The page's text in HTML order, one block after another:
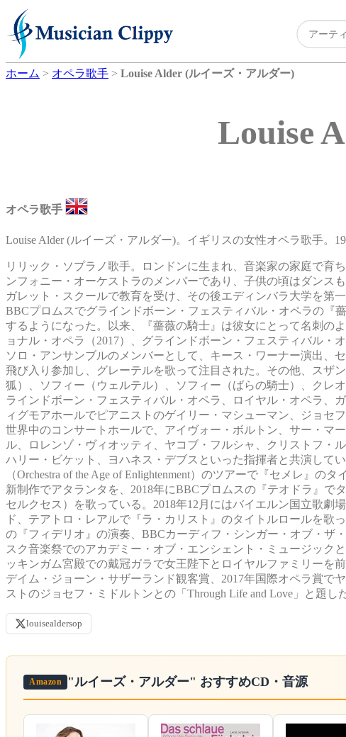
ホーム > オペラ歌手 > Louise Alder (ルイーズ・アルダー)
Louise
オペラ歌手
Louise Alder (ルイーズ・アルダー)。イギリスの女性オペラ歌手。
リリック・ソプラノ歌手。ロンドンに生まれ、音楽家の家庭で育
ンフォニー・オーケストラのメンバーであり、子供の頃はダンス
ガレット・スクールで教育を受け、その後エディンバラ大学を第
BBCプロムスでグラインドボーン・フェスティバル・オペラの『
するようになった。以来、『薔薇の騎士』は彼女にとって名刺の
ョナル・オペラ（2017）、グラインドボーン・フェスティバル・
ソロ・アンサンブルのメンバーとして、キース・ワーナー演出、
飛び入り参加し、グレーテルを歌って注目された。その他、スザ
狐）、ソフィー（ウェルテル）、ソフィー（ばらの騎士）、クレ
ラインドボーン・フェスティバル・オペラ、ロイヤル・オペラ、
ィグモアホールでピアニストのゲイリー・マシューマン、ジョセ
世界中のコンサートホールで、アイヴォー・ボルトン、サー・マ
ル、ロレンゾ・ヴィオッティ、ヤコブ・フルシャ、クリストフ・
ハリー・ビケット、ヨハネス・デブスといった指揮者と共演して
（Orchestra of the Age of Enlightenment）のツアーで『セメレ』
新制作でアタランタを、2018年にBBCプロムスの『テオドラ』で
セルクセス）を歌っている。2018年12月にはバイエルン国立歌劇
ド、テアトロ・レアルで『ラ・カリスト』のタイトルロールを歌
の『フィデリオ』の演奏、BBCカーディフ・シンガー・オブ・ザ
スク音楽祭でのアカデミー・オブ・エンシェント・ミュージック
ッキンガム宮殿での戴冠ガラで女王陛下とロイヤルファミリーを
デイム・ジョーン・サザーランド観客賞、2017年国際オペラ賞で
ストのジョセフ・ミドルトンとの「Through Life and Love」と題
louisealdersop
Amazon "ルイーズ・アルダー" おすすめCD・音源